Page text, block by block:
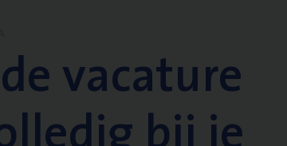
vacature